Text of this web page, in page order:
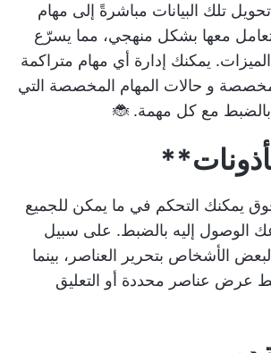
تلك البيانات مباشرةً إلى مهام
تتعامل معها بشكل منهجي، مما يسرّع
يمكنك إدارة أي مهام متراكمة
مخصصة و حالات المهام المخصصة التي
مع كل مهمة. 🐞
يمكنك التحكم في ما يمكن للجميع
الوصول إليه بالضبط. على سبيل
الأشخاص بتحرير العناصر، بينما
عرض عناصر محددة أو التعليق